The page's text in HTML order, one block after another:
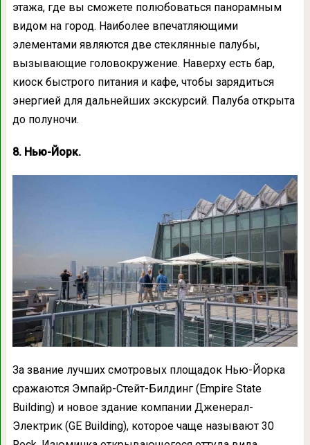
этажа, где вы сможете полюбоваться панорамным
видом на город. Наиболее впечатляющими
элементами являются две стеклянные палубы,
вызывающие головокружение. Наверху есть бар,
киоск быстрого питания и кафе, чтобы зарядиться
энергией для дальнейших экскурсий. Палуба открыта
до полуночи.
8. Нью-Йорк.
За звание лучших смотровых площадок Нью-Йорка
сражаются Эмпайр-Стейт-Билдинг (Empire State
Building) и новое здание компании Дженерал-
Электрик (GE Building), которое чаще называют 30